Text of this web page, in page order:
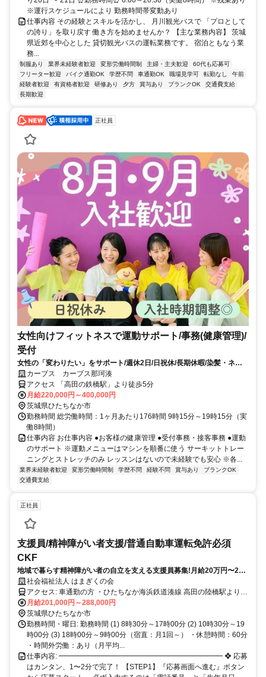
※運行スケジュールにより 勤務時間帯変動あり
仕事内容 その経験とスキルを活かし、 月川観光バスで 「プロとして
の誇り」を取り戻す 働き方を始めませんか？ 【主な業務内容】 茨城
県近郊を中心とした 貸切観光バスの運転業務です。 宿泊ともなう業
務...
制服あり 業界未経験者歓迎 変形労働時間制 主婦・主夫歓迎
60代も応募可
フリーター歓迎
バイク通勤OK 学歴不問 車通勤OK 職場見学可 転勤なし
午前
経験者歓迎
有資格者歓迎 研修あり 夕方 賞与あり ブランクOK
交通費支給
長期歓迎
正社員
女性向けフィットネスで運動サポート/事務(健康管理)/
受付
女性の「変わりたい」をサポート/週休2日/日祝休/長期休暇/染髪・ネイ
ルOK※規定内
カーブス カーブス那珂湊
アクセス 「高田の鉄橋駅」より徒歩5分
月給220,000円～400,000円
茨城県ひたちなか市
勤務時間 総労働時間：1ヶ月あたり176時間 9時15分～19時15分（実
働8時間）
仕事内容 お仕事内容 ●お客様の健康管理 ●受付事務・接客事務 ●運動
のサポート ※運動メニューはマシンを順番に使う サーキットトレー
ニングとストレッチのみ レッスンはないので未経験でも安心 ※各...
業界未経験者歓迎 変形労働時間制 学歴不問 経験不問 賞与あり
ブランクOK
交通費支給
正社員
支援員/精神障がい者支援/普通自動車運転免許必須
CKF
地域で暮らす精神障がい者の自立を支える支援員募集!月給20万円〜28
万円!社会福祉法人 はまぎくの会
アクセス: 車通勤の方 ・ひたちなか海浜鉄道湊線 高田の陸橋駅より車
で約10分 ・茨城交通バス 柳沢公民館バス停より徒歩7分 公共交通機
関利用の方 ・ひたちなか海浜鉄道湊線 高田の陸橋駅下車 ・茨城交通
バス「柳沢公民館」バス停下車（徒歩約7分）
月給201,000円～288,000円
茨城県ひたちなか市
勤務時間・曜日: 勤務時間 (1) 8時30分～17時00分 (2) 10時30分～19
時00分 (3) 18時00分～9時00分（宿直：月1回～） ・休憩時間：60分
・時間外労働：あり（月平均...
仕事内容: ━━━━━━━━━━━━━━━━━━━━━━━ ❖ 応募
はカンタン、1〜2分で完了！ 【STEP1】『応募画面へ進む』ボタン